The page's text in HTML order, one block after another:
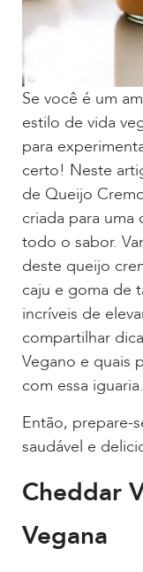
Se você é um
estilo de vida
para
certo! Neste
de Queijo
criada para uma
todo o sabor.
deste queijo
caju e goma de
incríveis de
compartilhar
Vegano e quais
com essa iguaria.
Então, prepare-
saudável e
Cheddar
Vegana